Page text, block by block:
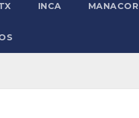
INCA MANACOR